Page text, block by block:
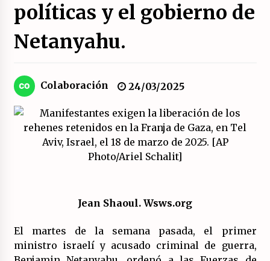
Movilización social contra los presupuestos
derechistas de la Generalitat Valenciana.
21/07/2026
políticos.
¿Son marxistas las publicaciones de la
Fundación de Investigaciones Marxistas (FIM)
del PCE?
20/07/2026
Polarizada y movilizada, la ciudadanía no se
queda en casa.
políticas y el gobierno de
Netanyahu.
Colaboración 24/03/2025
Jean Shaoul. Wsws.org
El martes de la semana pasada, el primer
ministro israelí y acusado criminal de guerra,